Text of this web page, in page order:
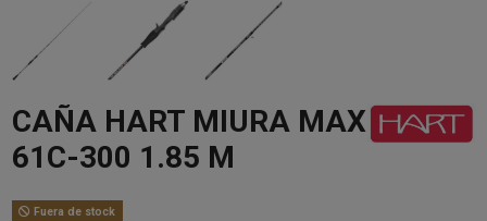
CAÑA HART MIURA MAX
61C-300 1.85 M
Fuera de stock